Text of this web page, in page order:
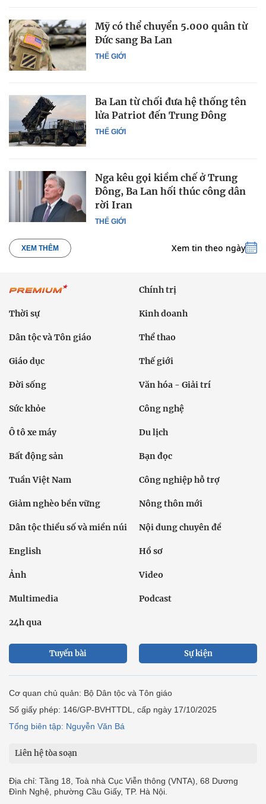
THẾ GIỚI
Mỹ có thể chuyển 5.000 quân từ
Đức sang Ba Lan
THẾ GIỚI
Ba Lan từ chối đưa hệ thống tên
lửa Patriot đến Trung Đông
THẾ GIỚI
Nga kêu gọi kiềm chế ở Trung
Đông, Ba Lan hối thúc công dân
rời Iran
XEM THÊM Xem tin theo ngày
Chính trị
Thời sự Kinh doanh
Dân tộc và Tôn giáo Thể thao
Giáo dục Thế giới
Đời sống Văn hóa - Giải trí
Sức khỏe Công nghệ
Ô tô xe máy Du lịch
Bất động sản Bạn đọc
Tuần Việt Nam Công nghiệp hỗ trợ
Giảm nghèo bền vững Nông thôn mới
Dân tộc thiểu số và miền núi Nội dung chuyên đề
English Hồ sơ
Ảnh Video
Multimedia Podcast
24h qua
Tuyến bài Sự kiện
Cơ quan chủ quản: Bộ Dân tộc và Tôn giáo
Số giấy phép: 146/GP-BVHTTDL, cấp ngày 17/10/2025
Tổng biên tập: Nguyễn Văn Bá
Liên hệ tòa soạn
Địa chỉ: Tầng 18, Toà nhà Cục Viễn thông (VNTA), 68 Dương
Đình Nghệ, phường Cầu Giấy, TP. Hà Nội.